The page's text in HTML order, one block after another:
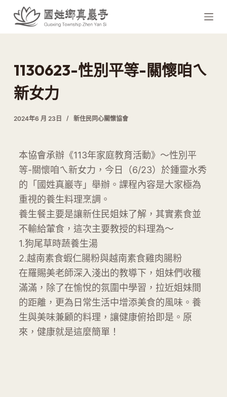
跳
至
內
容
1130623-性別平等-關懷咱ㄟ
新女力
2024年6 月 23日 新住民同心關懷協會
本協會承辦《113年家庭教育活動》～性別平
等-關懷咱ㄟ新女力，今日（6/23）於鍾靈水秀
的「國姓真巖寺」舉辦。課程內容是大家極為
重視的養生料理烹調。
養生餐主要是讓新住民姐妹了解，其實素食並
不輸給葷食，這次主要教授的料理為～
1.狗尾草時蔬養生湯
2.越南素食蝦仁腸粉與越南素食雞肉腸粉
在羅賜美老師深入淺出的教導下，姐妹們收穫
滿滿，除了在愉悅的氛圍中學習，拉近姐妹間
的距離，更為日常生活中增添美食的風味。養
生與美味兼顧的料理，讓健康俯拾即是。原
來，健康就是這麼簡單！